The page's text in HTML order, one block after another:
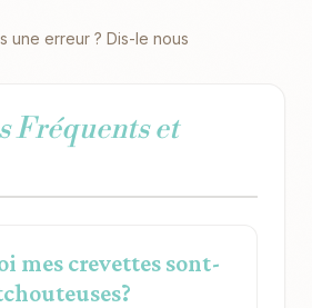
une erreur ? Dis-le nous
Fréquents et
mes crevettes sont-